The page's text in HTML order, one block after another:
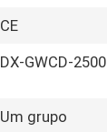
CE
DX-GWCD-2500
Um grupo